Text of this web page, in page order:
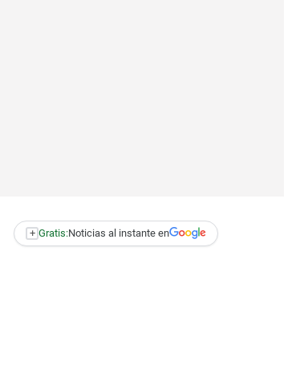
+ Gratis:Noticias al instante en